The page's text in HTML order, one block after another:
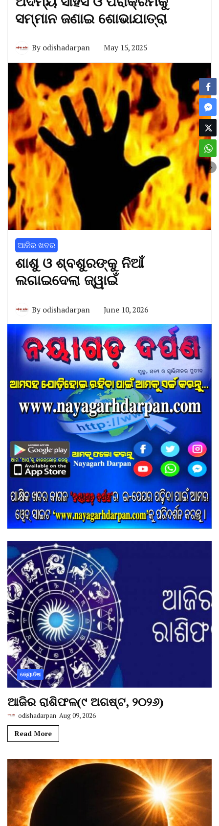
ସମ୍ମାନ ଜଣାଇ ଶୋଭାଯାତ୍ରା
By odishadarpan May 15, 2025
ଆଜିର ଖବର
ଶାଶୁ ଓ ଶ୍ବଶୁରଙ୍କୁ ନିଆଁ
ଲଗାଇଦେଲା ଜ୍ୱାଇଁ
By odishadarpan June 10, 2026
ଜ୍ୟୋତିଷ
ଆଜିର ରାଶିଫଳ(୯ ଅଗଷ୍ଟ, ୨୦୨୬)
odishadarpan Aug 09, 2026
Read More